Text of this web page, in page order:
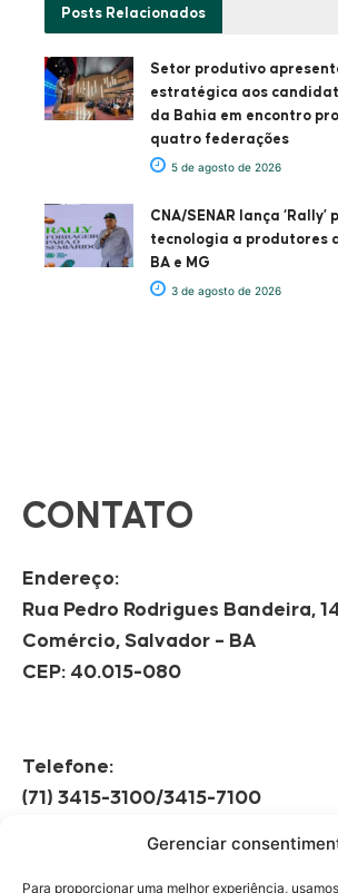
Gerenciar
Para proporcionar uma melhor experiência,
Posts Relacionados
Setor produtivo
estratégica aos
da Bahia em encontro
quatro federações
5 de agosto de 2026
CNA/SENAR lança
tecnologia a produtores
BA e MG
3 de agosto de 2026
CONTATO
Endereço:
Rua Pedro Rodrigues Bandeira,
Comércio, Salvador – BA
CEP: 40.015-080
Telefone:
(71) 3415-3100/3415-7100
Horário de Funcionamento: